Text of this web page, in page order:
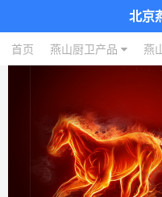
北京
首页 燕山厨卫产品 燕